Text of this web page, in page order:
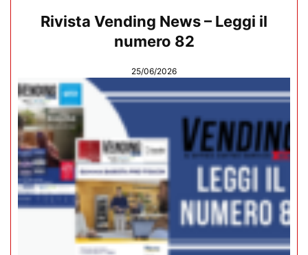
Rivista Vending News – Leggi il
numero 82
25/06/2026